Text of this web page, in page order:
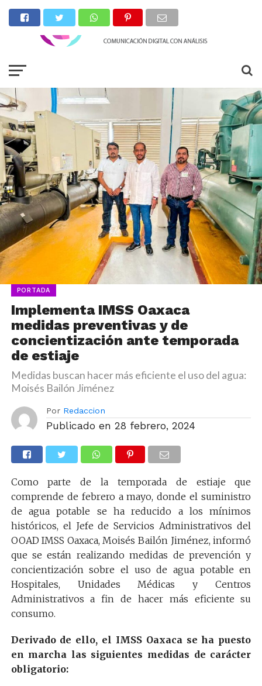
PORTADA
Implementa IMSS Oaxaca
medidas preventivas y de
concientización ante temporada
de estiaje
Medidas buscan hacer más eficiente el uso del agua:
Moisés Bailón Jiménez
Por Redaccion
Publicado en 28 febrero, 2024
Como parte de la temporada de estiaje que
comprende de febrero a mayo, donde el suministro
de agua potable se ha reducido a los mínimos
históricos, el Jefe de Servicios Administrativos del
OOAD IMSS Oaxaca, Moisés Bailón Jiménez, informó
que se están realizando medidas de prevención y
concientización sobre el uso de agua potable en
Hospitales, Unidades Médicas y Centros
Administrativos a fin de hacer más eficiente su
consumo.
Derivado de ello, el IMSS Oaxaca se ha puesto
en marcha las siguientes medidas de carácter
obligatorio: